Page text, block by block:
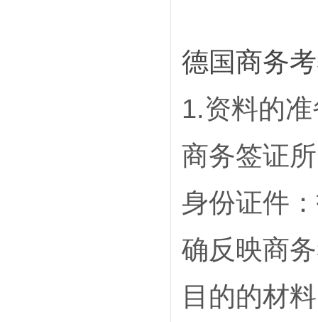
德国商务
1.资料的
商务签证
身份证件
确反映商
目的的材